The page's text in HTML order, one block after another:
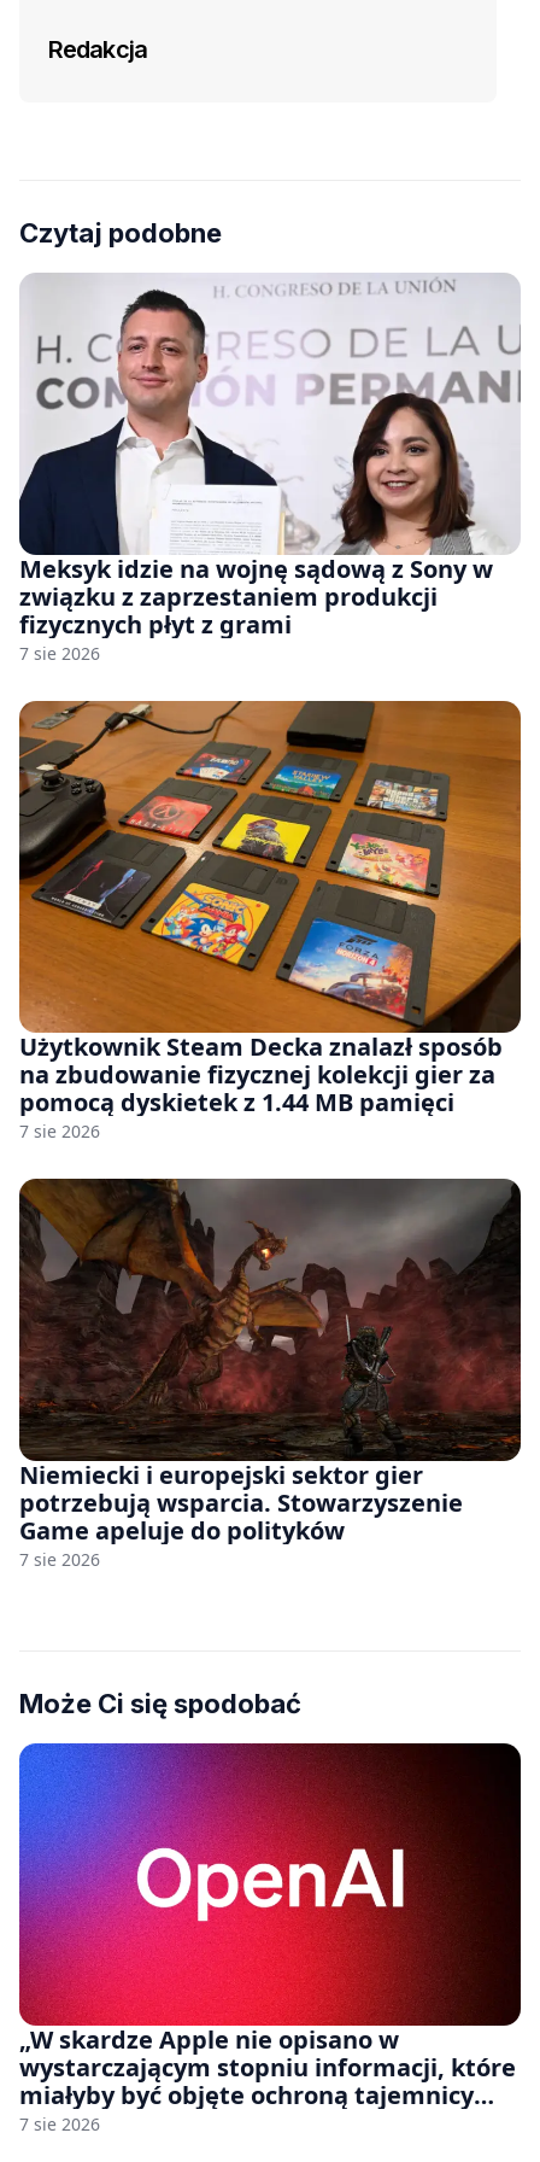
Redakcja
Czytaj podobne
Meksyk idzie na wojnę sądową z Sony w
związku z zaprzestaniem produkcji
fizycznych płyt z grami
7 sie 2026
Użytkownik Steam Decka znalazł sposób
na zbudowanie fizycznej kolekcji gier za
pomocą dyskietek z 1.44 MB pamięci
7 sie 2026
Niemiecki i europejski sektor gier
potrzebują wsparcia. Stowarzyszenie
Game apeluje do polityków
7 sie 2026
Może Ci się spodobać
„W skardze Apple nie opisano w
wystarczającym stopniu informacji, które
miałyby być objęte ochroną tajemnicy
handlowej”. OpenAI żąda odrzucenia
7 sie 2026